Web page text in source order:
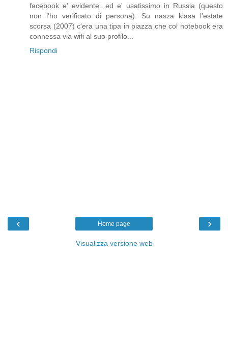
facebook e' evidente...ed e' usatissimo in Russia (questo
non l'ho verificato di persona). Su nasza klasa l'estate
scorsa (2007) c'era una tipa in piazza che col notebook era
connessa via wifi al suo profilo...
Rispondi
‹ ›
Home page
Visualizza versione web